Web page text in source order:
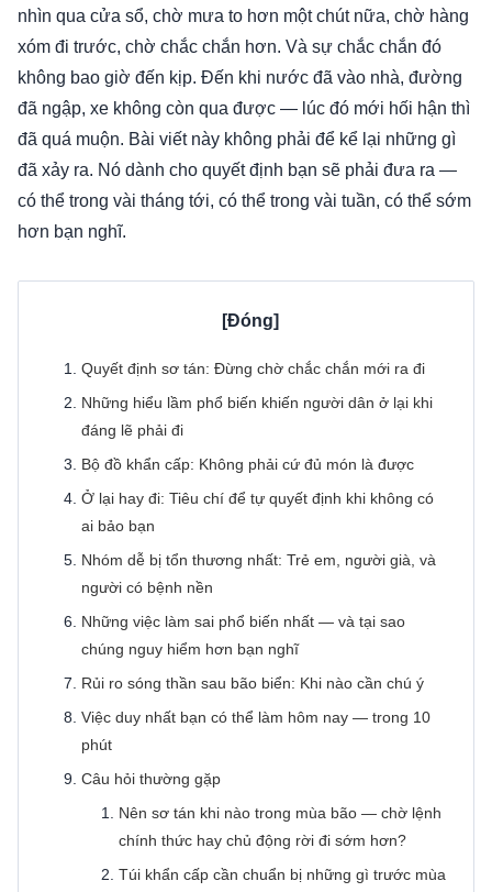
nhìn qua cửa sổ, chờ mưa to hơn một chút nữa, chờ hàng
xóm đi trước, chờ chắc chắn hơn. Và sự chắc chắn đó
không bao giờ đến kịp. Đến khi nước đã vào nhà, đường
đã ngập, xe không còn qua được — lúc đó mới hối hận thì
đã quá muộn. Bài viết này không phải để kể lại những gì
đã xảy ra. Nó dành cho quyết định bạn sẽ phải đưa ra —
có thể trong vài tháng tới, có thể trong vài tuần, có thể sớm
hơn bạn nghĩ.
Quyết định sơ tán: Đừng chờ chắc chắn mới ra đi
Những hiểu lầm phổ biến khiến người dân ở lại khi
đáng lẽ phải đi
Bộ đồ khẩn cấp: Không phải cứ đủ món là được
Ở lại hay đi: Tiêu chí để tự quyết định khi không có
ai bảo bạn
Nhóm dễ bị tổn thương nhất: Trẻ em, người già, và
người có bệnh nền
Những việc làm sai phổ biến nhất — và tại sao
chúng nguy hiểm hơn bạn nghĩ
Rủi ro sóng thần sau bão biển: Khi nào cần chú ý
Việc duy nhất bạn có thể làm hôm nay — trong 10
phút
Câu hỏi thường gặp
Nên sơ tán khi nào trong mùa bão — chờ lệnh
chính thức hay chủ động rời đi sớm hơn?
Túi khẩn cấp cần chuẩn bị những gì trước mùa